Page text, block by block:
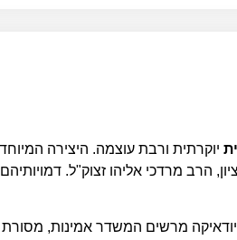
יוקרתית ורבת עוצמה. היצירה
הרב מרדכי אליהו זצוק"ל.
מרשים המשדר אמינות,